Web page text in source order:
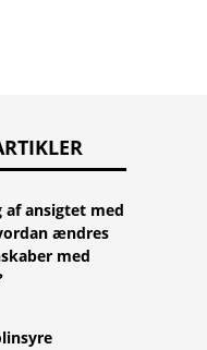
af ansigtet med
ændres
med